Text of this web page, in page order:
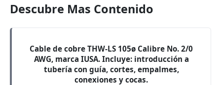
Descubre Mas Contenido
Cable de cobre THW-LS 105ø Calibre No. 2/0
AWG, marca IUSA. Incluye: introducción a
tubería con guía, cortes, empalmes,
conexiones y cocas.